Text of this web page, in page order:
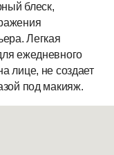
блеск,
Легкая
ежедневного
лице, не создает
под макияж.